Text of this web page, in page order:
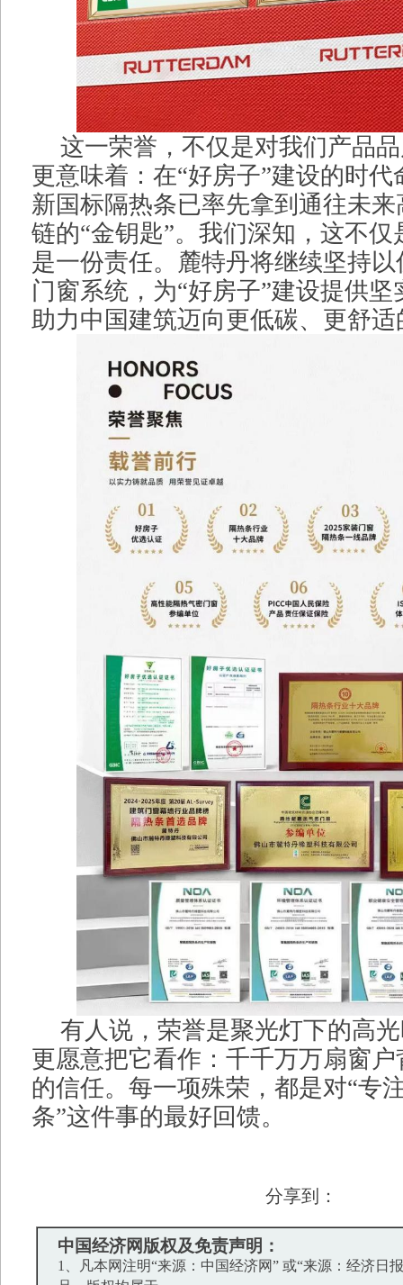
这一荣誉，不仅是对我们产品
更意味着：在“好房子”建设的时
新国标隔热条已率先拿到通往未
链的“金钥匙”。我们深知，这不
是一份责任。麓特丹将继续坚持
门窗系统，为“好房子”建设提供
助力中国建筑迈向更低碳、更舒
有人说，荣誉是聚光灯下的高
更愿意把它看作：千千万万扇窗
的信任。每一项殊荣，都是对“专
条”这件事的最好回馈。
分享到：
中国经济网版权及免责声明：
1、凡本网注明“来源：中国经济网” 或“来源：经济日